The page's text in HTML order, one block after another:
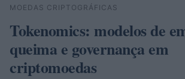
Buscar
MOEDAS CRIPTOGRÁFICAS
Tokenomics: modelos de
queima e governança em
criptomoedas